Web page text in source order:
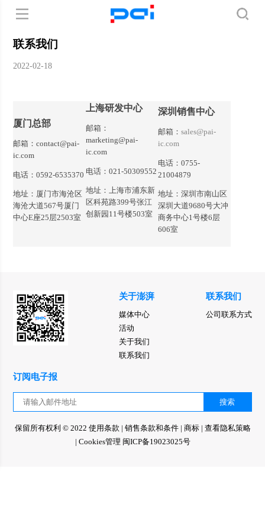
联系我们
2022-02-18
厦门总部
邮箱：contact@pai-
ic.com
电话：0592-6535370
地址：厦门市海沧区
海沧大道567号厦门
中心E座25层2503室
上海研发中心
邮箱：
marketing@pai-
ic.com
电话：021-50309552
地址：上海市浦东新
区科苑路399号张江
创新园11号楼503室
深圳销售中心
邮箱：sales@pai-
ic.com
电话：0755-
21004879
地址：深圳市南山区
深圳大道9680号大冲
商务中心1号楼6层
606室
关于澎湃
媒体中心
活动
关于我们
联系我们
联系我们
公司联系方式
订阅电子报
搜索
保留所有权利 © 2022 使用条款 | 销售条款和条件| 商标| 查看隐私策略
| Cookies管理 闽ICP备19023025号